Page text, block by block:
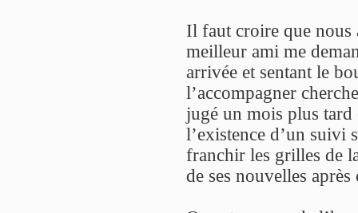
Il faut croire que nous
meilleur ami me
arrivée et sentant le
l’accompagner
jugé un mois plus tard
l’existence d’un suivi
franchir les grilles de
de ses nouvelles